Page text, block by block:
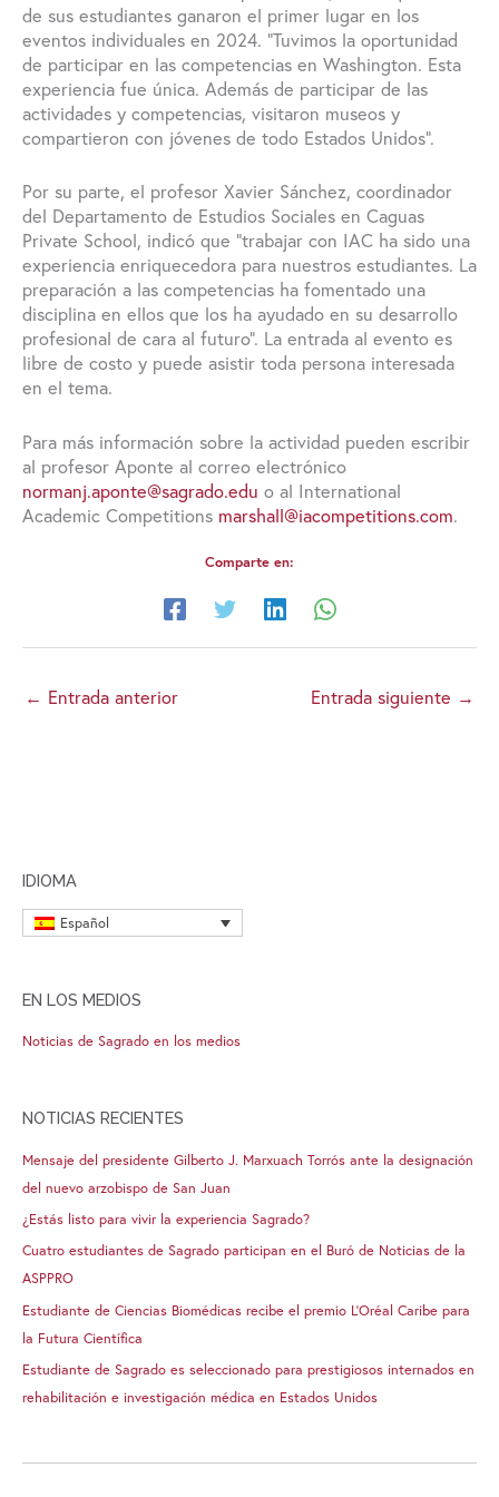
de sus estudiantes ganaron el primer lugar en los
eventos individuales en 2024. “Tuvimos la oportunidad
de participar en las competencias en Washington. Esta
experiencia fue única. Además de participar de las
actividades y competencias, visitaron museos y
compartieron con jóvenes de todo Estados Unidos”.
Por su parte, el profesor Xavier Sánchez, coordinador
del Departamento de Estudios Sociales en Caguas
Private School, indicó que “trabajar con IAC ha sido una
experiencia enriquecedora para nuestros estudiantes. La
preparación a las competencias ha fomentado una
disciplina en ellos que los ha ayudado en su desarrollo
profesional de cara al futuro”. La entrada al evento es
libre de costo y puede asistir toda persona interesada
en el tema.
Para más información sobre la actividad pueden escribir
al profesor Aponte al correo electrónico
normanj.aponte@sagrado.edu o al International
Academic Competitions marshall@iacompetitions.com.
Comparte en:
← Entrada anterior Entrada siguiente →
IDIOMA
Español
EN LOS MEDIOS
Noticias de Sagrado en los medios
NOTICIAS RECIENTES
Mensaje del presidente Gilberto J. Marxuach Torrós ante la designación
del nuevo arzobispo de San Juan
¿Estás listo para vivir la experiencia Sagrado?
Cuatro estudiantes de Sagrado participan en el Buró de Noticias de la
ASPPRO
Estudiante de Ciencias Biomédicas recibe el premio L’Oréal Caribe para
la Futura Científica
Estudiante de Sagrado es seleccionado para prestigiosos internados en
rehabilitación e investigación médica en Estados Unidos